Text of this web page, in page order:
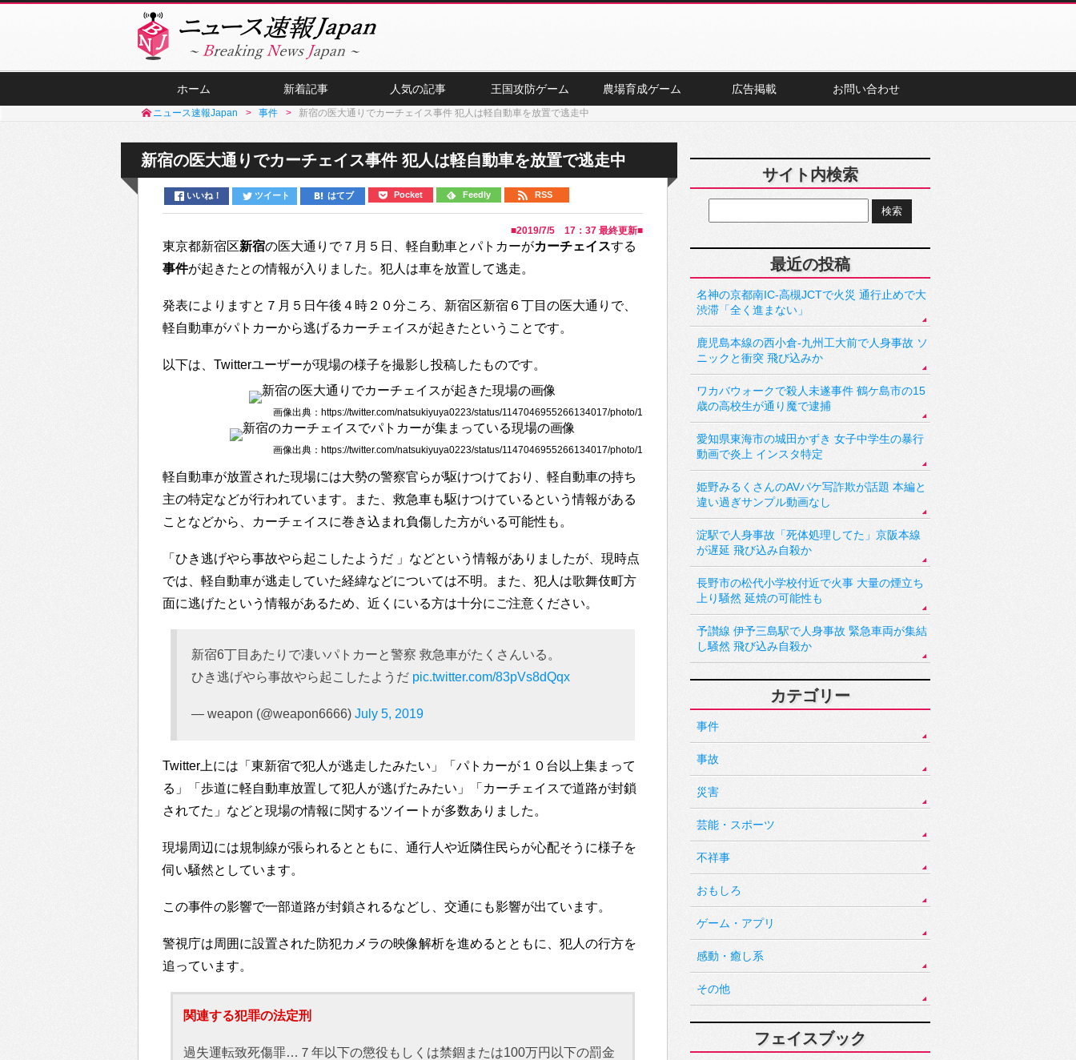
ホーム 新着記事 人気の記事 王国攻防ゲーム 農場育成ゲーム 広告掲載 お問い合わせ
ニュース速報Japan 事件 新宿の医大通りでカーチェイス事件 犯人は軽自動車を放置で逃走中
新宿の医大通りでカーチェイス事件 犯人は軽自動車を放置で逃走中
いいね！ ツイート はてブ Pocket Feedly RSS
■2019/7/5 17：37 最終更新■
東京都新宿区新宿の医大通りで７月５日、軽自動車とパトカーがカーチェイスする
事件が起きたとの情報が入りました。犯人は車を放置して逃走。
発表によりますと７月５日午後４時２０分ころ、新宿区新宿６丁目の医大通りで、
軽自動車がパトカーから逃げるカーチェイスが起きたということです。
以下は、Twitterユーザーが現場の様子を撮影し投稿したものです。
画像出典：https://twitter.com/natsukiyuya0223/status/1147046955266134017/photo/1
画像出典：https://twitter.com/natsukiyuya0223/status/1147046955266134017/photo/1
軽自動車が放置された現場には大勢の警察官らが駆けつけており、軽自動車の持ち
主の特定などが行われています。また、救急車も駆けつけているという情報がある
ことなどから、カーチェイスに巻き込まれ負傷した方がいる可能性も。
「ひき逃げやら事故やら起こしたようだ 」などという情報がありましたが、現時点
では、軽自動車が逃走していた経緯などについては不明。また、犯人は歌舞伎町方
面に逃げたという情報があるため、近くにいる方は十分にご注意ください。
新宿6丁目あたりで凄いパトカーと警察 救急車がたくさんいる。
ひき逃げやら事故やら起こしたようだ pic.twitter.com/83pVs8dQqx
— weapon (@weapon6666) July 5, 2019
Twitter上には「東新宿で犯人が逃走したみたい」「パトカーが１０台以上集まって
る」「歩道に軽自動車放置して犯人が逃げたみたい」「カーチェイスで道路が封鎖
されてた」などと現場の情報に関するツイートが多数ありました。
現場周辺には規制線が張られるとともに、通行人や近隣住民らが心配そうに様子を
伺い騒然としています。
この事件の影響で一部道路が封鎖されるなどし、交通にも影響が出ています。
警視庁は周囲に設置された防犯カメラの映像解析を進めるとともに、犯人の行方を
追っています。
関連する犯罪の法定刑
過失運転致死傷罪…７年以下の懲役もしくは禁錮または100万円以下の罰金
サイト内検索
最近の投稿
名神の京都南IC-高槻JCTで火災 通行止めで大
渋滞「全く進まない」
鹿児島本線の西小倉-九州工大前で人身事故 ソ
ニックと衝突 飛び込みか
ワカバウォークで殺人未遂事件 鶴ケ島市の15
歳の高校生が通り魔で逮捕
愛知県東海市の城田かずき 女子中学生の暴行
動画で炎上 インスタ特定
姫野みるくさんのAVパケ写詐欺が話題 本編と
違い過ぎサンプル動画なし
淀駅で人身事故「死体処理してた」京阪本線
が遅延 飛び込み自殺か
長野市の松代小学校付近で火事 大量の煙立ち
上り騒然 延焼の可能性も
予讃線 伊予三島駅で人身事故 緊急車両が集結
し騒然 飛び込み自殺か
カテゴリー
事件
事故
災害
芸能・スポーツ
不祥事
おもしろ
ゲーム・アプリ
感動・癒し系
その他
フェイスブック